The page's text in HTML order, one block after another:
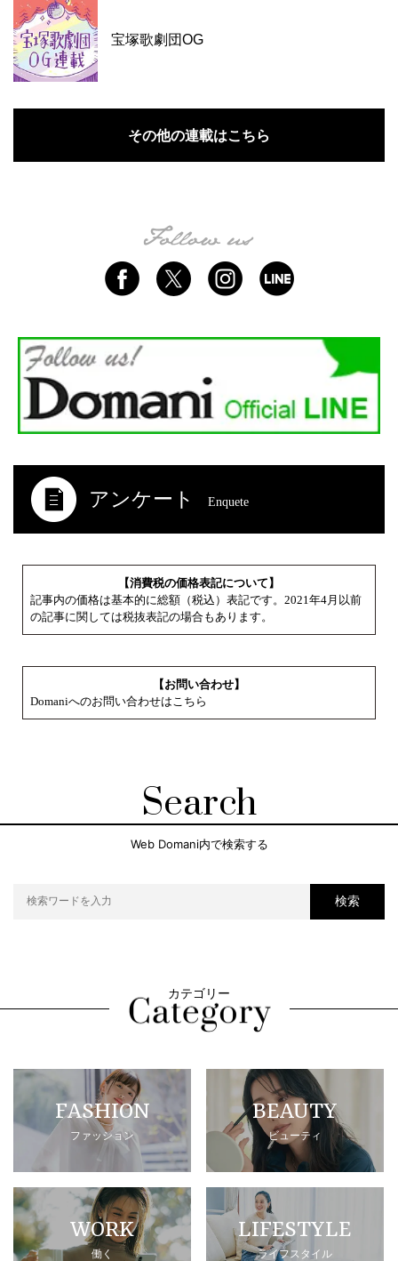
宝塚歌劇団OG
その他の連載はこちら
アンケート Enquete
【消費税の価格表記について】
記事内の価格は基本的に総額（税込）表記です。2021年4月以前
の記事に関しては税抜表記の場合もあります。
【お問い合わせ】
Domaniへのお問い合わせはこちら
Search
Web Domani内で検索する
検索
カテゴリー
FASHION
ファッション
BEAUTY
ビューティ
WORK
働く
LIFESTYLE
ライフスタイル